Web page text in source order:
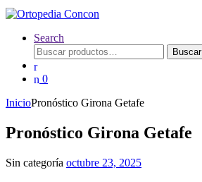
Search
Buscar
por:
Buscar
0
InicioPronóstico Girona Getafe
Pronóstico Girona Getafe
Sin categoría octubre 23, 2025